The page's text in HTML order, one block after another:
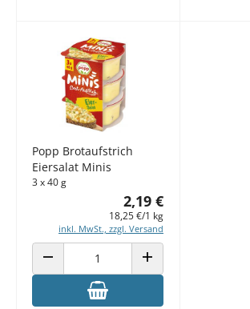
Popp Brotaufstrich
Eiersalat Minis
3 x 40 g
2,19 €
18,25 €/1 kg
inkl. MwSt., zzgl. Versand
ANZAHL VERRINGERN ANZAHL ERHÖHEN